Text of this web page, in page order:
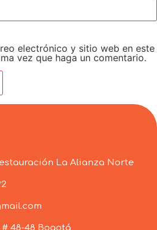
electrónico y sitio web en este
vez que haga un comentario.
La Alianza Norte
# 48-48 Bogotá